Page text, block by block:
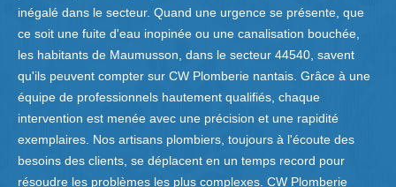
inégalé dans le secteur. Quand une urgence se présente, que
ce soit une fuite d'eau inopinée ou une canalisation bouchée,
les habitants de Maumusson, dans le secteur 44540, savent
qu'ils peuvent compter sur CW Plomberie nantais. Grâce à une
équipe de professionnels hautement qualifiés, chaque
intervention est menée avec une précision et une rapidité
exemplaires. Nos artisans plombiers, toujours à l'écoute des
besoins des clients, se déplacent en un temps record pour
résoudre les problèmes les plus complexes. CW Plomberie